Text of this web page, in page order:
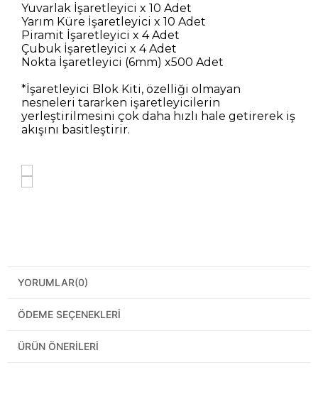
Yuvarlak İşaretleyici x 10 Adet
Yarım Küre İşaretleyici x 10 Adet
Piramit İşaretleyici x 4 Adet
Çubuk İşaretleyici x 4 Adet
Nokta İşaretleyici (6mm) x500 Adet
*İşaretleyici Blok Kiti, özelliği olmayan
nesneleri tararken işaretleyicilerin
yerleştirilmesini çok daha hızlı hale getirerek iş
akışını basitleştirir.
YORUMLAR(0)
ÖDEME SEÇENEKLERI
ÜRÜN ÖNERILERI